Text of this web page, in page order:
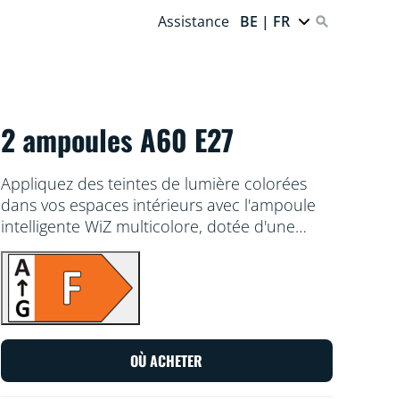
Assistance BE | FR
2 ampoules A60 E27
Appliquez des teintes de lumière colorées
dans vos espaces intérieurs avec l'ampoule
intelligente WiZ multicolore, dotée d'une
base E27. Utilisez l'application WiZ ou votre
voix pour varier l'intensité lumineuse ou
appliquer des modes d'éclairage prédéfinis
sur les configurations Wi-Fi.
OÙ ACHETER